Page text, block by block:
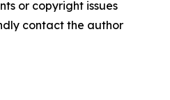
or copyright issues
contact the author